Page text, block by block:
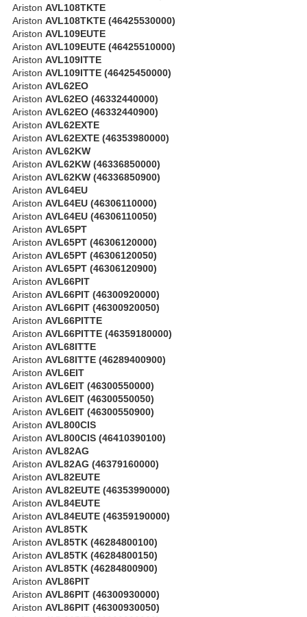
Ariston AVL108TKTE
Ariston AVL108TKTE (46425530000)
Ariston AVL109EUTE
Ariston AVL109EUTE (46425510000)
Ariston AVL109ITTE
Ariston AVL109ITTE (46425450000)
Ariston AVL62EO
Ariston AVL62EO (46332440000)
Ariston AVL62EO (46332440900)
Ariston AVL62EXTE
Ariston AVL62EXTE (46353980000)
Ariston AVL62KW
Ariston AVL62KW (46336850000)
Ariston AVL62KW (46336850900)
Ariston AVL64EU
Ariston AVL64EU (46306110000)
Ariston AVL64EU (46306110050)
Ariston AVL65PT
Ariston AVL65PT (46306120000)
Ariston AVL65PT (46306120050)
Ariston AVL65PT (46306120900)
Ariston AVL66PIT
Ariston AVL66PIT (46300920000)
Ariston AVL66PIT (46300920050)
Ariston AVL66PITTE
Ariston AVL66PITTE (46359180000)
Ariston AVL68ITTE
Ariston AVL68ITTE (46289400900)
Ariston AVL6EIT
Ariston AVL6EIT (46300550000)
Ariston AVL6EIT (46300550050)
Ariston AVL6EIT (46300550900)
Ariston AVL800CIS
Ariston AVL800CIS (46410390100)
Ariston AVL82AG
Ariston AVL82AG (46379160000)
Ariston AVL82EUTE
Ariston AVL82EUTE (46353990000)
Ariston AVL84EUTE
Ariston AVL84EUTE (46359190000)
Ariston AVL85TK
Ariston AVL85TK (46284800100)
Ariston AVL85TK (46284800150)
Ariston AVL85TK (46284800900)
Ariston AVL86PIT
Ariston AVL86PIT (46300930000)
Ariston AVL86PIT (46300930050)